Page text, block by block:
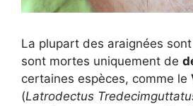
La plupart des araignées
sont mortes uniquement de
certaines espèces, comme le
(Latrodectus